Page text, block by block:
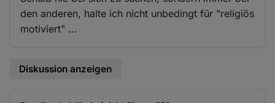
den anderen, halte ich nicht unbedingt für "religiös
motiviert" ...
Diskussion anzeigen